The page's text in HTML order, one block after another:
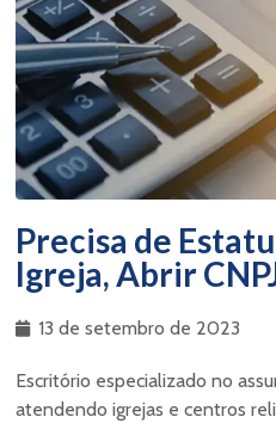
Precisa de
Igreja, Abrir
13 de setembro de 2023
Escritório especializado no
atendendo igrejas e centros